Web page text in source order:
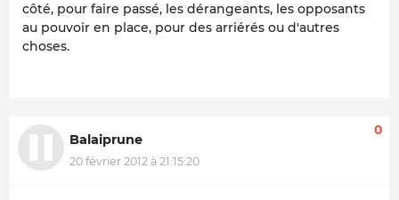
côté, pour faire passé, les dérangeants, les opposants
au pouvoir en place, pour des arriérés ou d'autres
choses.
Balaiprune
20 février 2012 à 21:15:20
0